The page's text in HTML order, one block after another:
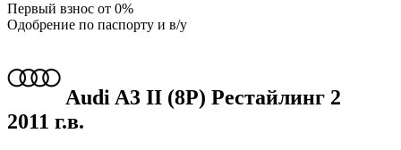
Первый взнос от 0%
Одобрение по паспорту и в/у
Audi A3 II (8P) Рестайлинг 2
2011 г.в.